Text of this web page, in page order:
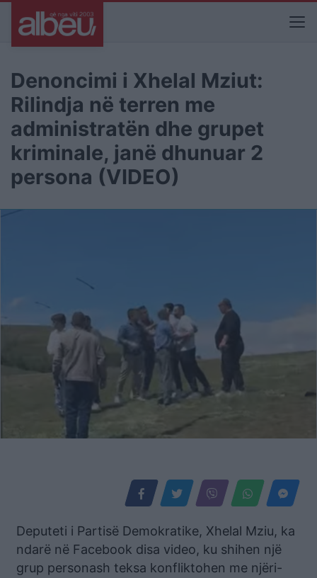
Denoncimi i Xhelal Mziut:
Rilindja në terren me
administratën dhe grupet
kriminale, janë dhunuar 2
persona (VIDEO)
Deputeti i Partisë Demokratike, Xhelal Mziu, ka
ndarë në Facebook disa video, ku shihen një
grup personash teksa konfliktohen me njëri-